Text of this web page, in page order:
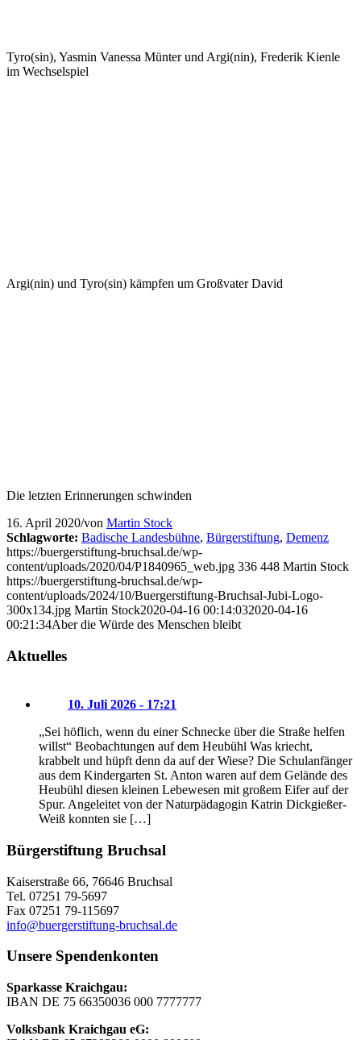
Tyro(sin), Yasmin Vanessa Münter und Argi(nin), Frederik Kienle
im Wechselspiel
Argi(nin) und Tyro(sin) kämpfen um Großvater David
Die letzten Erinnerungen schwinden
16. April 2020/von Martin Stock
Schlagworte: Badische Landesbühne, Bürgerstiftung, Demenz
https://buergerstiftung-bruchsal.de/wp-
content/uploads/2020/04/P1840965_web.jpg 336 448 Martin Stock
https://buergerstiftung-bruchsal.de/wp-
content/uploads/2024/10/Buergerstiftung-Bruchsal-Jubi-Logo-
300x134.jpg Martin Stock2020-04-16 00:14:032020-04-16
00:21:34Aber die Würde des Menschen bleibt
Aktuelles
10. Juli 2026 - 17:21
„Sei höflich, wenn du einer Schnecke über die Straße helfen
willst“ Beobachtungen auf dem Heubühl Was kriecht,
krabbelt und hüpft denn da auf der Wiese? Die Schulanfänger
aus dem Kindergarten St. Anton waren auf dem Gelände des
Heubühl diesen kleinen Lebewesen mit großem Eifer auf der
Spur. Angeleitet von der Naturpädagogin Katrin Dickgießer-
Weiß konnten sie […]
Bürgerstiftung Bruchsal
Kaiserstraße 66, 76646 Bruchsal
Tel. 07251 79-5697
Fax 07251 79-115697
info@buergerstiftung-bruchsal.de
Unsere Spendenkonten
Sparkasse Kraichgau:
IBAN DE 75 66350036 000 7777777
Volksbank Kraichgau eG: